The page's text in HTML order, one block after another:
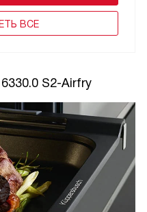
ВСЕ
S2-Airfry